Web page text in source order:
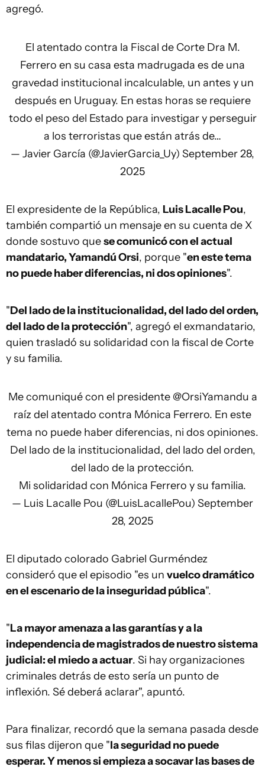
agregó.
El atentado contra la Fiscal de Corte Dra M.
Ferrero en su casa esta madrugada es de una
gravedad institucional incalculable, un antes y un
después en Uruguay. En estas horas se requiere
todo el peso del Estado para investigar y perseguir
a los terroristas que están atrás de…
— Javier García (@JavierGarcia_Uy) September 28,
2025
El expresidente de la República, Luis Lacalle Pou,
también compartió un mensaje en su cuenta de X
donde sostuvo quese comunicó con el actual
mandatario, Yamandú Orsi, porque "en este tema
no puede haber diferencias, ni dos opiniones".
"Del lado de la institucionalidad, del lado del orden,
del lado de la protección", agregó el exmandatario,
quien trasladó su solidaridad con la fiscal de Corte
y su familia.
Me comuniqué con el presidente @OrsiYamandu a
raíz del atentado contra Mónica Ferrero. En este
tema no puede haber diferencias, ni dos opiniones.
Del lado de la institucionalidad, del lado del orden,
del lado de la protección.
Mi solidaridad con Mónica Ferrero y su familia.
— Luis Lacalle Pou (@LuisLacallePou) September
28, 2025
El diputado colorado Gabriel Gurméndez
consideró que el episodio "es un vuelco dramático
en el escenario de la inseguridad pública".
"La mayor amenaza a las garantías y a la
independencia de magistrados de nuestro sistema
judicial: el miedo a actuar. Si hay organizaciones
criminales detrás de esto sería un punto de
inflexión. Sé deberá aclarar", apuntó.
Para finalizar, recordó que la semana pasada desde
sus filas dijeron que "la seguridad no puede
esperar. Y menos si empieza a socavar las bases de